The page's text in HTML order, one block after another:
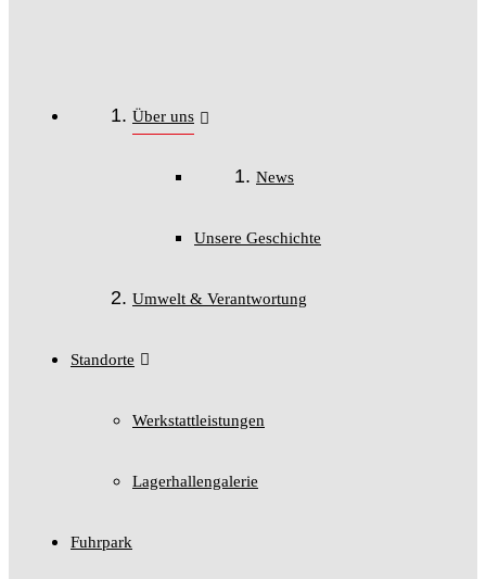
Über uns
News
Unsere Geschichte
Umwelt & Verantwortung
Standorte
Werkstattleistungen
Lagerhallengalerie
Fuhrpark